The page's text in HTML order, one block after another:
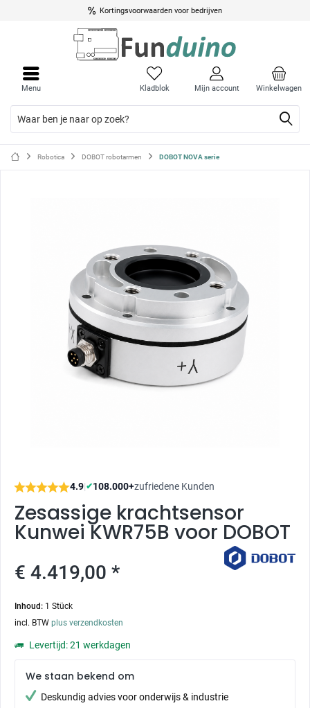
Kortingsvoorwaarden voor bedrijven
Winkelwagen
Kladblok Mijn account
Menu
Robotica DOBOT robotarmen DOBOT NOVA serie
4.9|✔108.000+zufriedene Kunden
Zesassige krachtsensor
Kunwei KWR75B voor DOBOT
€ 4.419,00 *
Inhoud: 1 Stück
incl. BTW plus verzendkosten
Levertijd: 21 werkdagen
We staan bekend om
Deskundig advies voor onderwijs & industrie